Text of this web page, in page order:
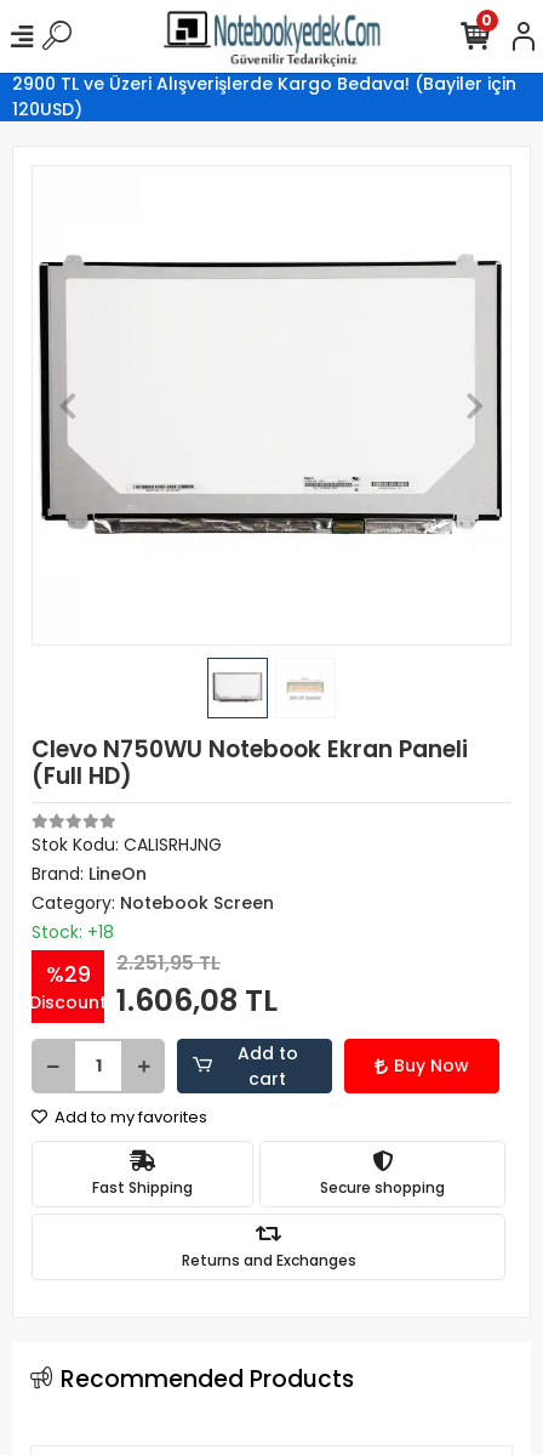
2900 TL ve Üzeri Alışverişlerde Kargo Bedava! (Bayiler için
120USD)
0
Clevo N750WU Notebook Ekran Paneli
(Full HD)
Stok Kodu: CALISRHJNG
Brand: LineOn
Category: Notebook Screen
Stock: +18
%29
Discount
2.251,95 TL
1.606,08 TL
Add to
cart
Buy Now
Add to my favorites
Fast Shipping Secure shopping
Returns and Exchanges
Recommended Products